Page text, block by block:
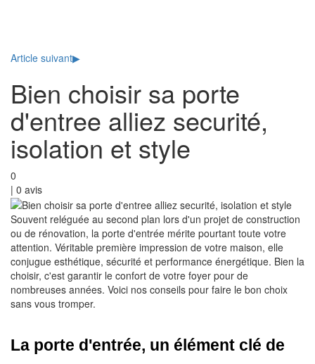
Article suivant▶
Bien choisir sa porte
d'entree alliez securité,
isolation et style
0
| 0 avis
Souvent reléguée au second plan lors d'un projet de construction
ou de rénovation, la porte d'entrée mérite pourtant toute votre
attention. Véritable première impression de votre maison, elle
conjugue esthétique, sécurité et performance énergétique. Bien la
choisir, c'est garantir le confort de votre foyer pour de
nombreuses années. Voici nos conseils pour faire le bon choix
sans vous tromper.
La porte d'entrée, un élément clé de